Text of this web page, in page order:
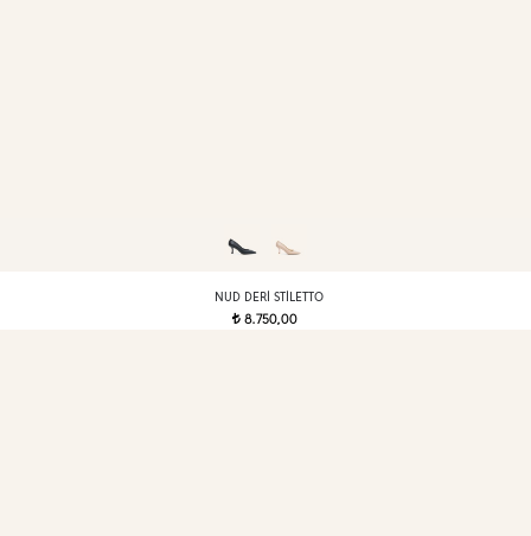
NUD DERI STILETTO
t8.750,00